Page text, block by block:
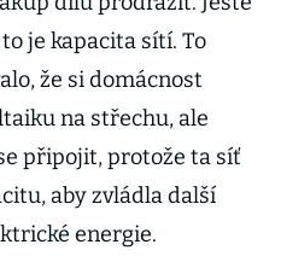
je kapacita sítí. To
že si domácnost
na střechu, ale
připojit, protože ta síť
aby zvládla další
energie.